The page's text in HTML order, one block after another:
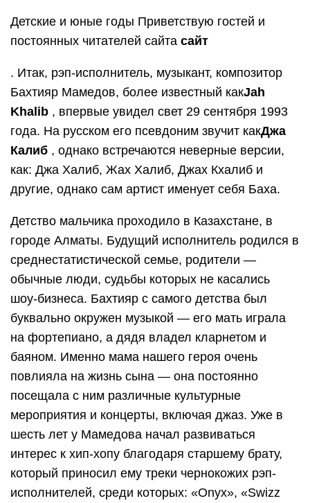
Детские и юные годы Приветствую гостей и
постоянных читателей сайта сайт
. Итак, рэп-исполнитель, музыкант, композитор
Бахтияр Мамедов, более известный какJah
Khalib , впервые увидел свет 29 сентября 1993
года. На русском его псевдоним звучит какДжа
Калиб , однако встречаются неверные версии,
как: Джа Халиб, Жах Халиб, Джах Кхалиб и
другие, однако сам артист именует себя Баха.
Детство мальчика проходило в Казахстане, в
городе Алматы. Будущий исполнитель родился в
среднестатистической семье, родители —
обычные люди, судьбы которых не касались
шоу-бизнеса. Бахтияр с самого детства был
буквально окружен музыкой — его мать играла
на фортепиано, а дядя владел кларнетом и
баяном. Именно мама нашего героя очень
повлияла на жизнь сына — она постоянно
посещала с ним различные культурные
мероприятия и концерты, включая джаз. Уже в
шесть лет у Мамедова начал развиваться
интерес к хип-хопу благодаря старшему брату,
который приносил ему треки чернокожих рэп-
исполнителей, среди которых: «Onyx», «Swizz